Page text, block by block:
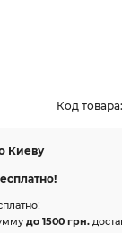
Код товара:
Киеву
до 1500 грн.